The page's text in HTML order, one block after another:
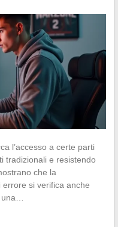
l’accesso a certe parti
tradizionali e resistendo
che la
si verifica anche